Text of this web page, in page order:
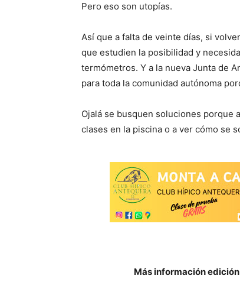
Pero eso son utopías.
Así que a falta de veinte días, si
que estudien la posibilidad y
termómetros. Y a la nueva Junta de
para toda la comunidad autónoma
Ojalá se busquen soluciones porque
clases en la piscina o a ver cómo se
Más información